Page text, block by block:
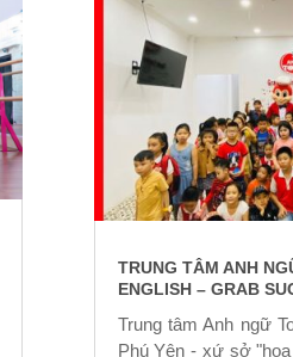
TRUNG TÂM ANH
ENGLISH – GRAB
Trung tâm Anh ngữ
Phú Yên - xứ sở